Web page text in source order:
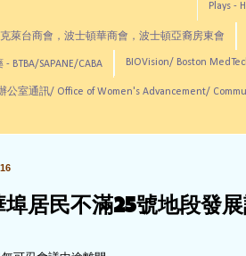
Plays -
克萊台商會，波士頓華商會，波士頓亞裔房東會
BTBA/SAPANE/CABA BIOVision/ Boston
公室通訊/ Office of Women's Advancement/
埠居民不滿25號地段發